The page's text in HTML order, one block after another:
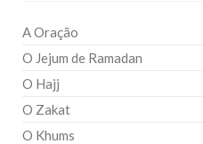
A Oração
O Jejum de Ramadan
O Hajj
O Zakat
O Khums